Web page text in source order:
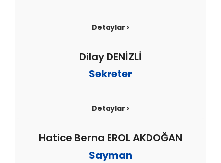
Detaylar ›
Dilay DENİZLİ
Sekreter
Detaylar ›
Hatice Berna EROL AKDOĞAN
Sayman